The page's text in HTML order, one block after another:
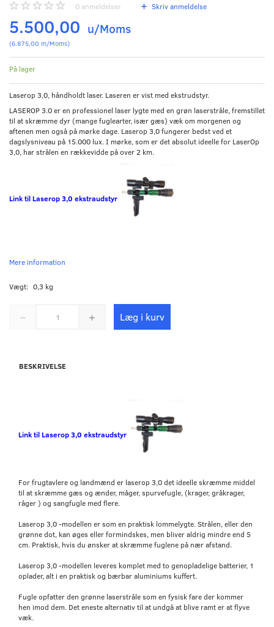
0 anmeldelser Skriv anmeldelse
5.500,00 u/Moms
(6.875,00 m/Moms)
På lager
Laserop 3,0, håndholdt laser. Laseren er vist med ekstrudstyr.
LASEROP 3.0 er en professionel laser lygte med en grøn laserstråle, fremstillet
til at skræmme dyr (mange fuglearter, især gæs) væk om morgenen og
aftenen men også på mørke dage. Laserop 3,0 fungerer bedst ved et
dagslysniveau på 15.000 lux. I mørke, som er det absolut ideelle for LaserOp
3,0, har strålen en rækkevidde på over 2 km.
Link til Laserop 3,0 ekstraudstyr
Mere information
Vægt: 0,3 kg
Læg i kurv
BESKRIVELSE
Link til Laserop 3,0 ekstraudstyr
For frugtavlere og landmænd er laserop 3,0 det ideelle skræmme middel
til at skræmme gæs og ænder, måger, spurvefugle, (krager, gråkrager,
råger ) og sangfugle med flere.
Laserop 3,0 -modellen er som en praktisk lommelygte. Strålen, eller den
grønne dot, kan øges eller formindskes, men bliver aldrig mindre end 5
cm. Praktisk, hvis du ønsker at skræmme fuglene på nær afstand.
Laserop 3,0 -modellen leveres komplet med to genopladelige batterier, 1
oplader, alt i en praktisk og bærbar aluminiums kuffert.
Fugle opfatter den grønne laserstråle som en fysisk fare der kommer
hen imod dem. Det eneste alternativ til at undgå at blive ramt er at flyve
væk.